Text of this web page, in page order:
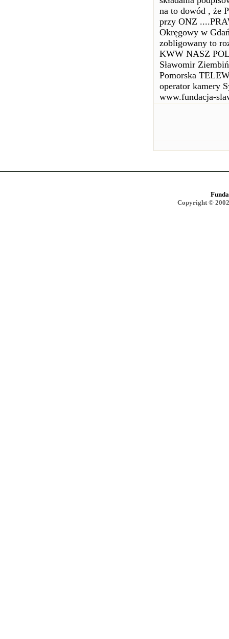
na to dowód , że
przy ONZ
Okręgowy w
zobligowany to
KWW NASZ
Sławomir
Pomorska
operator kamery
www.fundacja-
Copyright ©